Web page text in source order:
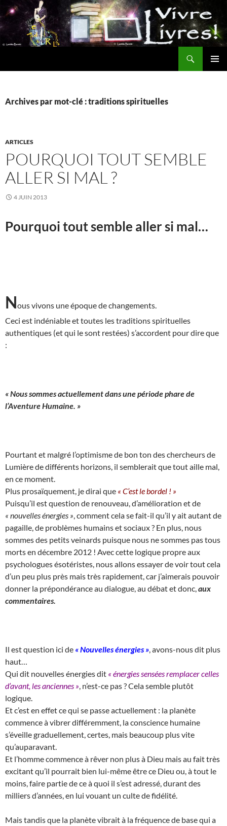
Aller
au
contenu
Archives par mot-clé : traditions spirituelles
ARTICLES
POURQUOI TOUT SEMBLE
ALLER SI MAL ?
4 JUIN 2013
Pourquoi tout semble aller si mal…
Nous vivons une époque de changements.
Ceci est indéniable et toutes les traditions spirituelles
authentiques (et qui le sont restées) s’accordent pour dire que
:
« Nous sommes actuellement dans une période phare de
l’Aventure Humaine. »
Pourtant et malgré l’optimisme de bon ton des chercheurs de
Lumière de différents horizons, il semblerait que tout aille mal,
en ce moment.
Plus prosaïquement, je dirai que « C’est le bordel ! »
Puisqu’il est question de renouveau, d’amélioration et de
« nouvelles énergies » , comment cela se fait-il qu’il y ait autant de
pagaille, de problèmes humains et sociaux ? En plus, nous
sommes des petits veinards puisque nous ne sommes pas tous
morts en décembre 2012 ! Avec cette logique propre aux
psychologues ésotéristes, nous allons essayer de voir tout cela
d’un peu plus près mais très rapidement, car j’aimerais pouvoir
donner la prépondérance au dialogue, au débat et donc, aux
commentaires.
Il est question ici de « Nouvelles énergies » , avons-nous dit plus
haut…
Qui dit nouvelles énergies dit « énergies sensées remplacer celles
d’avant, les anciennes » , n’est-ce pas ? Cela semble plutôt
logique.
Et c’est en effet ce qui se passe actuellement : la planète
commence à vibrer différemment, la conscience humaine
s’éveille graduellement, certes, mais beaucoup plus vite
qu’auparavant.
Et l’homme commence à rêver non plus à Dieu mais au fait très
excitant qu’il pourrait bien lui-même être ce Dieu ou, à tout le
moins, faire partie de ce à quoi il s’est adressé, durant des
milliers d’années, en lui vouant un culte de fidélité.
Mais tandis que la planète vibrait à la fréquence de base qui a